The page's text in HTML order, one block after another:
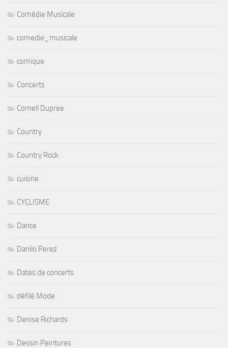
Comédie Musicale
comedie_musicale
comique
Concerts
Cornell Dupree
Country
Country Rock
cuisine
CYCLISME
Dance
Danilo Perez
Dates de concerts
défilé Mode
Denise Richards
Dessin Peintures